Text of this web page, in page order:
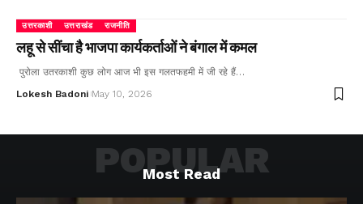
उत्तरकाशी उत्तराखंड राजनीति
लहू से सींचा है भाजपा कार्यकर्ताओं ने बंगाल में कमल
पुरोला उतरकाशी कुछ लोग आज भी इस गलतफहमी में जी रहे हैं…
Lokesh Badoni May 10, 2026
Most Read
POPULAR